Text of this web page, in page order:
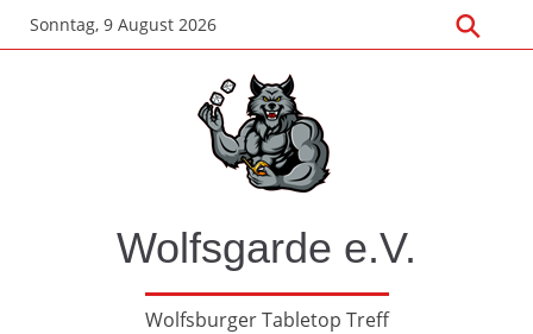
Zum
Hauptinhalt
Sonntag, 9 August 2026
Wolfsgarde e.V.
Wolfsburger Tabletop Treff